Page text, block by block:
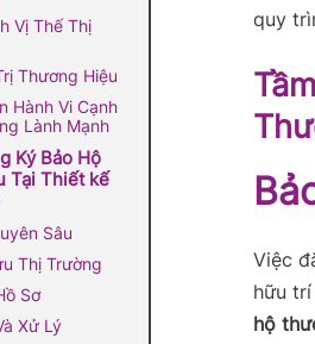
Vị Thế Thị
Thương Hiệu
Hành Vi Cạnh
Lành Mạnh
Ký Bảo Hộ
Tại Thiết kế
Sâu
Thị Trường
Sơ
Xử Lý
quy
Việc
hữu
hộ